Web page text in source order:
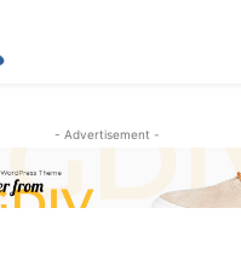
- Advertisement -